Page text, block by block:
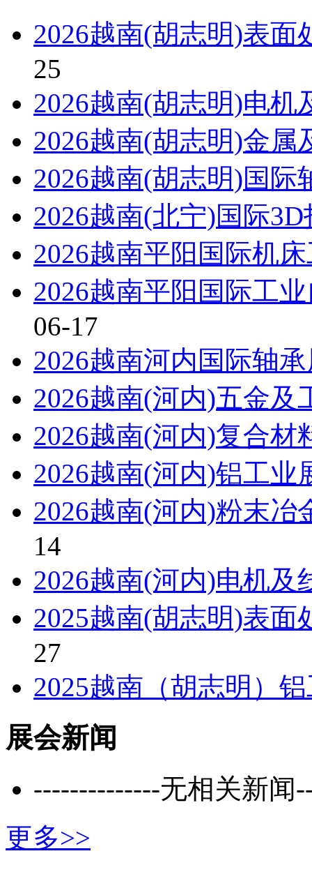
2026越南(胡志明)表面
25
2026越南(胡志明)电机
2026越南(胡志明)金属
2026越南(胡志明)国际
2026越南(北宁)国际
2026越南平阳国际机
2026越南平阳国际工
06-17
2026越南河内国际轴
2026越南(河内)五金及
2026越南(河内)复合材
2026越南(河内)铝工业
2026越南(河内)粉末冶
14
2026越南(河内)电机及
2025越南(胡志明)表面
27
2025越南（胡志明）
展会新闻
--------------无相关新闻
更多>>